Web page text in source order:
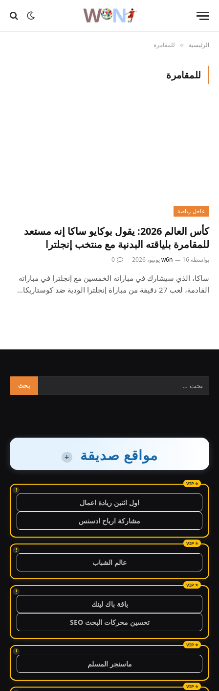
الرئيسية » للمقامرة
للمقامرة
عاجل رياضة
كأس العالم 2026: يقول بوكايو ساكا إنه مستعد
للمقامرة بلياقته البدنية مع منتخب إنجلترا
بواسطة w6n 16 يونيو، 2026 0
ساكا، الذي سيشارك في مباراته الخمسين مع إنجلترا في مباراته
القادمة، لعب 27 دقيقة من مباراة إنجلترا الودية ضد كوستاريكا…
مواقع صديقة +
!
اول اثنين ريادة اعمال
مشاركة ارباح ادسنس
!
عالم الشباب
!
باقة باك لينك
تحسين محركات البحث SEO
!
ماسنجر المسلم